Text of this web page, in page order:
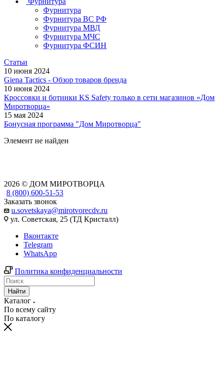
Фурнитура
Фурнитура ВС РФ
Фурнитура МВД
Фурнитура МЧС
Фурнитура ФСИН
Статьи
10 июня 2024
Giena Tactics - Обзор товаров бренда
10 июня 2024
Кроссовки и ботинки KS Safety только в сети магазинов «Дом
Миротворца»
15 мая 2024
Бонусная программа "Дом Миротворца"
Элемент не найден
2026 © ДОМ МИРОТВОРЦА
8 (800) 600-51-53
Заказать звонок
u.sovetskaya@mirotvorecdv.ru
ул. Советская, 25 (ТД Кристалл)
Вконтакте
Telegram
WhatsApp
Политика конфиденциальности
Найти
Каталог
По всему сайту
По каталогу